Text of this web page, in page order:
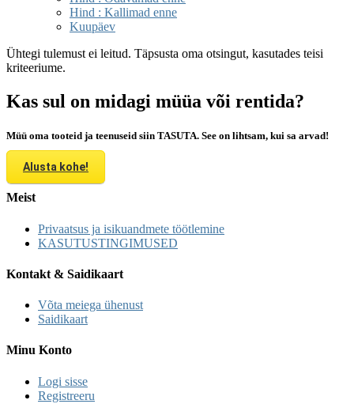
Hind : Kallimad enne
Kuupäev
Ühtegi tulemust ei leitud. Täpsusta oma otsingut, kasutades teisi
kriteeriume.
Kas sul on midagi müüa või rentida?
Müü oma tooteid ja teenuseid siin TASUTA. See on lihtsam, kui sa arvad!
Alusta kohe!
Meist
Privaatsus ja isikuandmete töötlemine
KASUTUSTINGIMUSED
Kontakt & Saidikaart
Võta meiega ühenust
Saidikaart
Minu Konto
Logi sisse
Registreeru